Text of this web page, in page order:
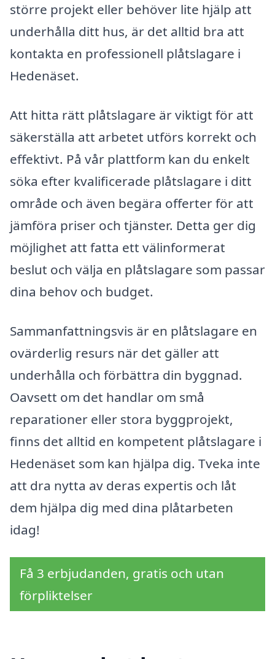
större projekt eller behöver lite hjälp att
underhålla ditt hus, är det alltid bra att
kontakta en professionell plåtslagare i
Hedenäset.
Att hitta rätt plåtslagare är viktigt för att
säkerställa att arbetet utförs korrekt och
effektivt. På vår plattform kan du enkelt
söka efter kvalificerade plåtslagare i ditt
område och även begära offerter för att
jämföra priser och tjänster. Detta ger dig
möjlighet att fatta ett välinformerat
beslut och välja en plåtslagare som passar
dina behov och budget.
Sammanfattningsvis är en plåtslagare en
ovärderlig resurs när det gäller att
underhålla och förbättra din byggnad.
Oavsett om det handlar om små
reparationer eller stora byggprojekt,
finns det alltid en kompetent plåtslagare i
Hedenäset som kan hjälpa dig. Tveka inte
att dra nytta av deras expertis och låt
dem hjälpa dig med dina plåtarbeten
idag!
Få 3 erbjudanden, gratis och utan
förpliktelser